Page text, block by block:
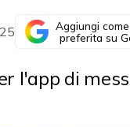
Aggiungi
preferita su
l'app di